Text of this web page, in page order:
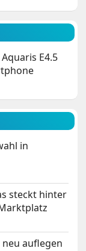
Aquaris E4.5
in
steckt hinter
auflegen